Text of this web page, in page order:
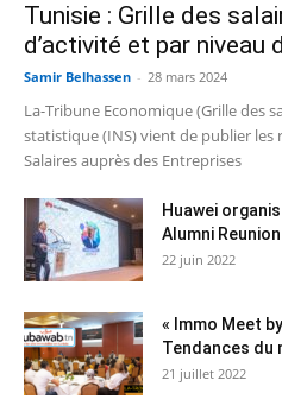
Tunisie : Grille des
d’activité et par niveau
Samir Belhassen - 28 mars 2024
La-Tribune Economique (Grille des
statistique (INS) vient de publier les
Salaires auprès des Entreprises
Huawei
Alumni
22 juin 2022
« Immo Meet
Tendances du
21 juillet 2022